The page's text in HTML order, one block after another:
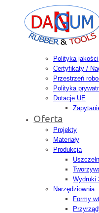
Polityka jakości
Certyfikaty /
Przestrzeń
Polityka
Dotacje UE
Oferta
Projekty
Materiały
Produkcja
Wydruki
Narzędziownia
Formy